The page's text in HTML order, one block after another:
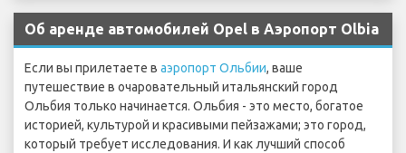
Об аренде автомобилей Opel в Аэропорт Olbia
Если вы прилетаете в аэропорт Ольбии, ваше
путешествие в очаровательный итальянский город
Ольбия только начинается. Ольбия - это место, богатое
историей, культурой и красивыми пейзажами; это город,
который требует исследования. И как лучший способ